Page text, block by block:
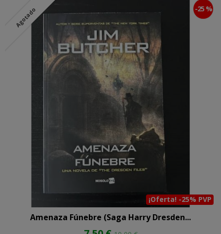
Agotado
¡Oferta! -25% PVP
-25 %
Amenaza Fúnebre (Saga Harry Dresden...